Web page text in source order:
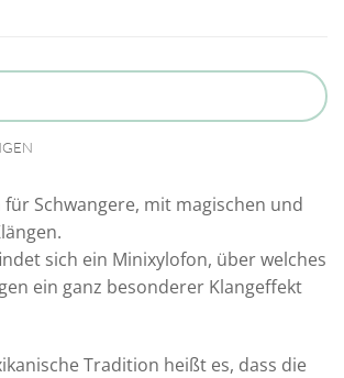
für Schwangere, mit magischen und
sich ein Minixylofon, über welches
ein ganz besonderer Klangeffekt
Tradition heißt es, dass die